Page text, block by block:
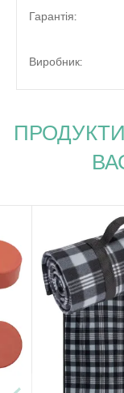
Гарантія:
Виробник: